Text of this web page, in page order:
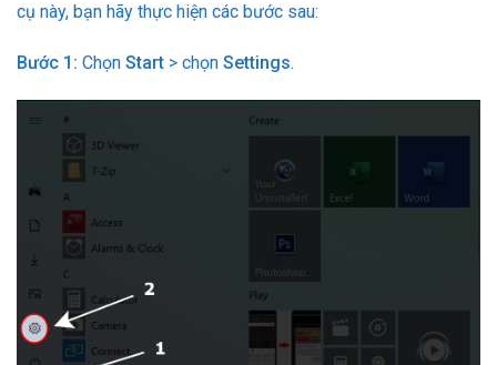
cụ này, bạn hãy thực hiện các bước sau:
Bước 1: Chọn Start > chọn Settings.